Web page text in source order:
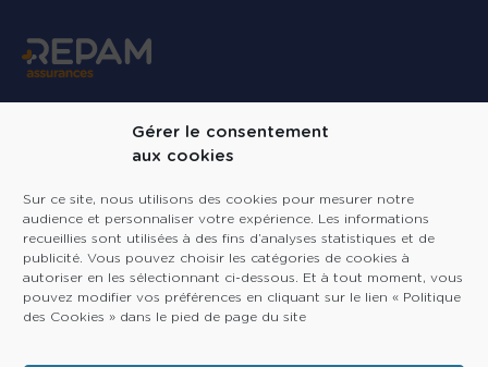
Gérer le consentement
aux cookies
Sur ce site, nous utilisons des cookies pour mesurer notre
audience et personnaliser votre expérience. Les informations
recueillies sont utilisées à des fins d’analyses statistiques et de
publicité. Vous pouvez choisir les catégories de cookies à
autoriser en les sélectionnant ci-dessous. Et à tout moment, vous
pouvez modifier vos préférences en cliquant sur le lien « Politique
des Cookies » dans le pied de page du site
Repam Assurances
Vous êtes
Ressources